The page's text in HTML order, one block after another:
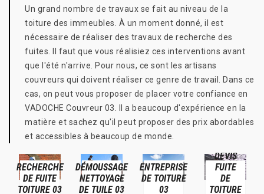
Un grand nombre de travaux se fait au niveau de la
toiture des immeubles. À un moment donné, il est
nécessaire de réaliser des travaux de recherche des
fuites. Il faut que vous réalisiez ces interventions avant
que l'été n'arrive. Pour nous, ce sont les artisans
couvreurs qui doivent réaliser ce genre de travail. Dans ce
cas, on peut vous proposer de placer votre confiance en
VADOCHE Couvreur 03. Il a beaucoup d'expérience en la
matière et sachez qu'il peut proposer des prix abordables
et accessibles à beaucoup de monde.
RECHERCHE
DE FUITE
TOITURE 03
DÉMOUSSAGE
NETTOYAGE
DE TUILE 03
ENTREPRISE
DE TOITURE
03
DEVIS
FUITE
DE
TOITURE